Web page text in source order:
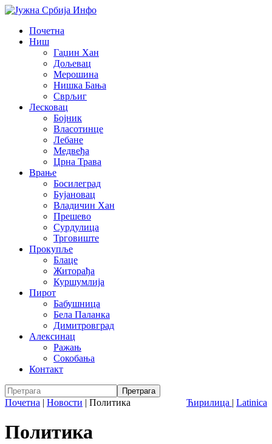
Почетна
Ниш
Гаџин Хан
Дољевац
Мерошина
Нишка Бања
Сврљиг
Лесковац
Бојник
Власотинце
Лебане
Медвеђа
Црна Трава
Врање
Босилеград
Бујановац
Владичин Хан
Прешево
Сурдулица
Трговиште
Прокупље
Блаце
Житорађа
Куршумлија
Пирот
Бабушница
Бела Паланка
Димитровград
Алексинац
Ражањ
Сокобања
Контакт
Ћирилица | Latinica
Почетна | Новости | Политика
Политика